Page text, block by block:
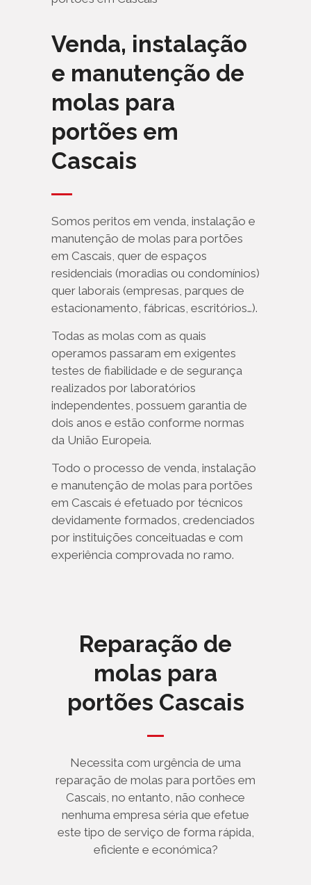
Venda, instalação
e manutenção de
molas para
portões em
Cascais
Somos peritos em venda, instalação e
manutenção de molas para portões
em Cascais, quer de espaços
residenciais (moradias ou condomínios)
quer laborais (empresas, parques de
estacionamento, fábricas, escritórios…).
Todas as molas com as quais
operamos passaram em exigentes
testes de fiabilidade e de segurança
realizados por laboratórios
independentes, possuem garantia de
dois anos e estão conforme normas
da União Europeia.
Todo o processo de venda, instalação
e manutenção de molas para portões
em Cascais é efetuado por técnicos
devidamente formados, credenciados
por instituições conceituadas e com
experiência comprovada no ramo.
Reparação de
molas para
portões Cascais
Necessita com urgência de uma
reparação de molas para portões em
Cascais, no entanto, não conhece
nenhuma empresa séria que efetue
este tipo de serviço de forma rápida,
eficiente e económica?